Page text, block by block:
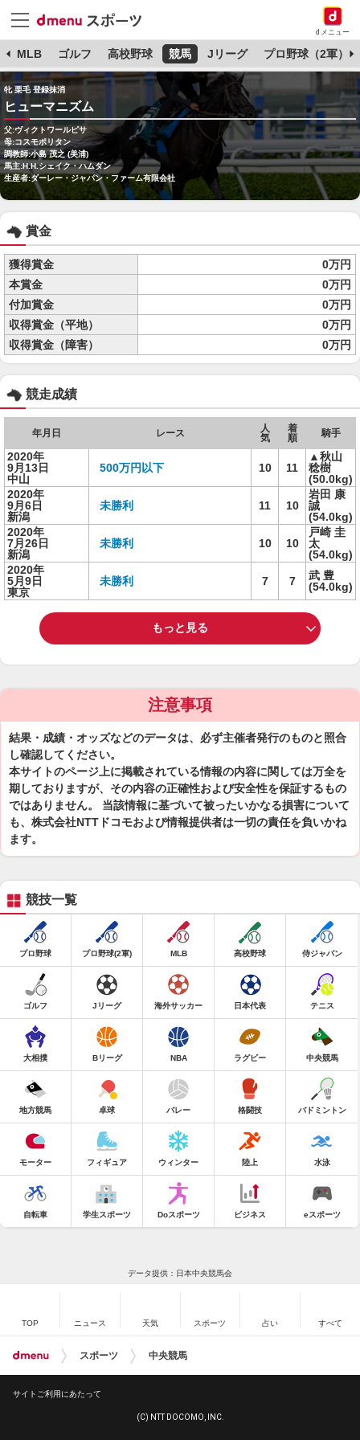
dメニュー
MLB ゴルフ 高校野球 競馬 Jリーグ プロ野球（2軍）
牝 栗毛 登録抹消
ヒューマニズム
父:ヴィクトワールピサ
母:コスモポリタン
調教師:小島 茂之 (美浦)
馬主:H.H.シェイク・ハムダン
生産者:ダーレー・ジャパン・ファーム有限会社
賞金
獲得賞金
0万円
本賞金
0万円
付加賞金
0万円
収得賞金（平地）
0万円
収得賞金（障害）
0万円
競走成績
年月日 レース
人
気
着
順
騎手
2020年
9月13日
中山
500万円以下 10 11
▲秋山
稔樹
(50.0kg)
2020年
9月6日
新潟
未勝利 11 10
岩田 康
誠
(54.0kg)
2020年
7月26日
新潟
未勝利 10 10
戸崎 圭
太
(54.0kg)
2020年
5月9日
東京
未勝利 7 7
武 豊
(54.0kg)
もっと見る
注意事項
結果・成績・オッズなどのデータは、必ず主催者発行のものと照合
し確認してください。
本サイトのページ上に掲載されている情報の内容に関しては万全を
期しておりますが、その内容の正確性および安全性を保証するもの
ではありません。 当該情報に基づいて被ったいかなる損害について
も、株式会社NTTドコモおよび情報提供者は一切の責任を負いかね
ます。
競技一覧
プロ野球 プロ野球(2軍) MLB 高校野球 侍ジャパン
ゴルフ Jリーグ 海外サッカー 日本代表 テニス
大相撲 Bリーグ NBA ラグビー 中央競馬
地方競馬 卓球 バレー 格闘技 バドミントン
モーター フィギュア ウィンター 陸上 水泳
自転車 学生スポーツ Doスポーツ ビジネス eスポーツ
データ提供：日本中央競馬会
TOP ニュース 天気 スポーツ 占い すべて
スポーツ 中央競馬
サイトご利用にあたって
(C) NTT DOCOMO, INC.